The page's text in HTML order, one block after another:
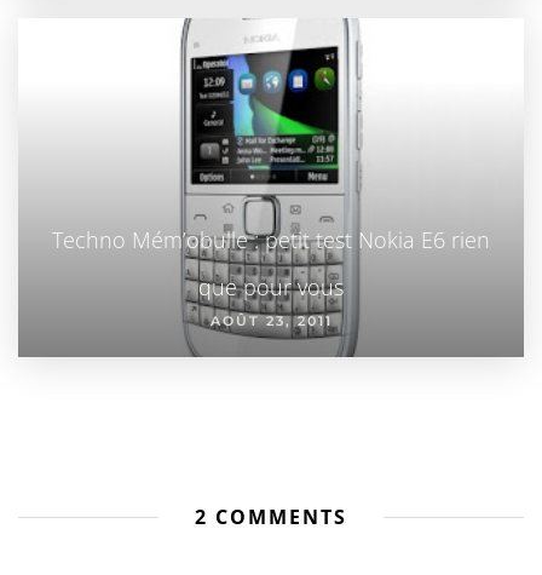
Techno Mém’obulle : petit test Nokia E6 rien
que pour vous
AOÛT 23, 2011
2 COMMENTS